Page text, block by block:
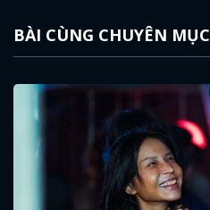
BÀI CÙNG CHUYÊN MỤC